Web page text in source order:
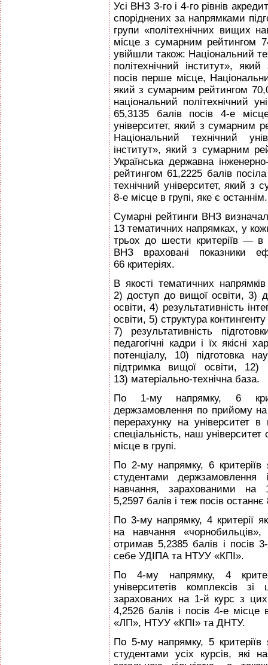
Усі ВНЗ 3-го і 4-го рівнів
споріднених за напрямками
групи «політехнічних вищих
місце з сумарним рейтингом
увійшли також: Національний
політехнічний інститут»,
посів перше місце,
який з сумарним рейтингом
національний політехнічний
65,3135 балів посів 4-е
університет, який з сумарним
Національний технічний
інститут», який з сумарним
Українська державна
рейтингом 61,2225 балів
технічний університет, який з
8-е місце в групі, яке є останнім.
Сумарні рейтинги ВНЗ
13 тематичних напрямках, у
трьох до шести критеріїв — в
ВНЗ враховані показники
66 критеріях.
В якості тематичних
2) доступ до вищої освіти, 3)
освіти, 4) результативність
освіти, 5) структура
7) результативність
педагогічні кадри і їх якісні
потенціалу, 10) підготовка
підтримка вищої освіти, 12)
13) матеріально-технічна база.
По 1-му напрямку, 6
держзамовлення по прийому
перерахунку на університет
спеціальність, наш
місце в групі.
По 2-му напрямку, 6 критеріїв
студентами
навчання, зарахованими
5,2597 балів і теж посів останнє
По 3-му напрямку, 4 критерії
на навчання
отримав 5,2385 балів і посів
себе УДІПА та НТУУ «КПІ».
По 4-му напрямку, 4
університетів комплексів
зарахованих на 1-й курс з
4,2526 балів і посів 4-е
«ЛП», НТУУ «КПІ» та ДНТУ.
По 5-му напрямку, 5 критеріїв
студентами усіх курсів, які